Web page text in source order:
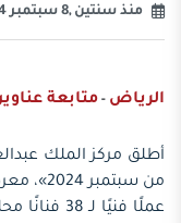
منذ سنتين ,8 سبتمبر 2024
الرياض - متابعة
أطلق مركز الملك
عملًا فنيًا